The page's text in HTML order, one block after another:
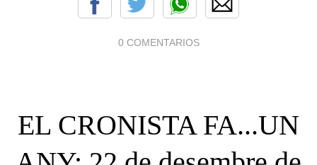
0 COMENTARIOS
EL CRONISTA FA...UN